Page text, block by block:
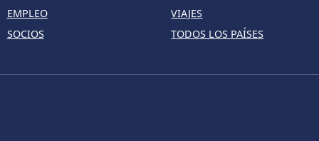
EMPLEO
SOCIOS
VIAJES
TODOS LOS PAÍSES